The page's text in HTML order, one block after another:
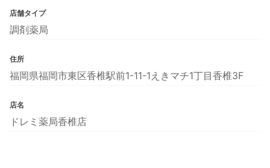
店舗タイプ
調剤薬局
住所
福岡県福岡市東区香椎駅前1-11-1えきマチ1丁目香椎3F
店名
ドレミ薬局香椎店